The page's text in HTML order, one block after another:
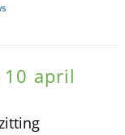
10 april